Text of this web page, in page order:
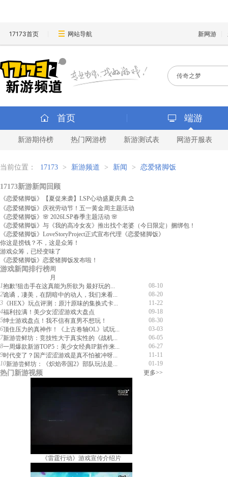
17173首页 网站导航 新网游
首页 端游
新游期待榜 热门网游榜 新游测试表 网游开服表
当前位置： 17173 > 新游频道 > 新闻 > 恋爱猪脚饭
17173新游新闻回顾
《恋爱猪脚饭》【夏促来袭】LSP心动盛夏庆典 ⛱️
《恋爱猪脚饭》庆祝劳动节！五一黄金周主题活动
《恋爱猪脚饭》🌸 2026LSP春季主题活动 🌸
《恋爱猪脚饭》与《我的高冷女友》推出找个老婆（今日限定）捆绑包！
《恋爱猪脚饭》LoveStoryProject正式宣布代理《恋爱猪脚饭》
你这是捞钱？不，这是众筹！
游戏众筹，已经变味了
《恋爱猪脚饭》恋爱猪脚饭发布啦！
游戏新闻排行榜周
月
1
08-10
抱歉!狙击手在这真能为所欲为 最好玩的...
2
08-20
诡谲，凄美，在阴暗中的动人，我们来看...
3
11-22
《HEX》玩点评测：原汁原味的集换式卡...
4
09-18
福利拉满！美少女涩涩游戏大盘点
5
08-30
绅士游戏盘点！我不信有直男不想玩！
6
03-03
顶住压力的真神作！《上古卷轴OL》试玩...
7
06-05
新游尝鲜坊：竞技性大于真实性的《战机...
8
06-27
一周爆款新游TOP5：美少女经典IP新作来...
9
11-11
时代变了？国产涩涩游戏是真不怕被冲呀...
10
01-19
新游尝鲜坊：《炽焰帝国2》部队玩法是...
热门新游视频 更多>>
《雷霆行动》游戏宣传介绍片